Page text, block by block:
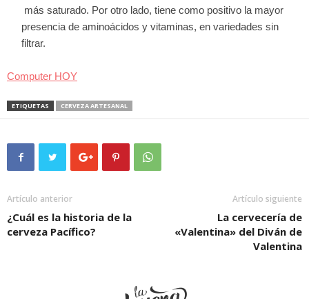
más saturado. Por otro lado, tiene como positivo la mayor
presencia de aminoácidos y vitaminas, en variedades sin
filtrar.
Computer HOY
ETIQUETAS CERVEZA ARTESANAL
Artículo anterior
¿Cuál es la historia de la
cerveza Pacífico?
Artículo siguiente
La cervecería de
«Valentina» del Diván de
Valentina